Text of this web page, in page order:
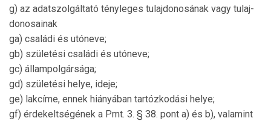
g) az adatszolgáltató tényleges tulajdonosának vagy tulaj­
donosainak
ga) családi és utóneve;
gb) születési családi és utóneve;
gc) állampolgársága;
gd) születési helye, ideje;
ge) lakcíme, ennek hiányában tartózkodási helye;
gf) érdekeltségének a Pmt. 3. § 38. pont a) és b), vala­mint